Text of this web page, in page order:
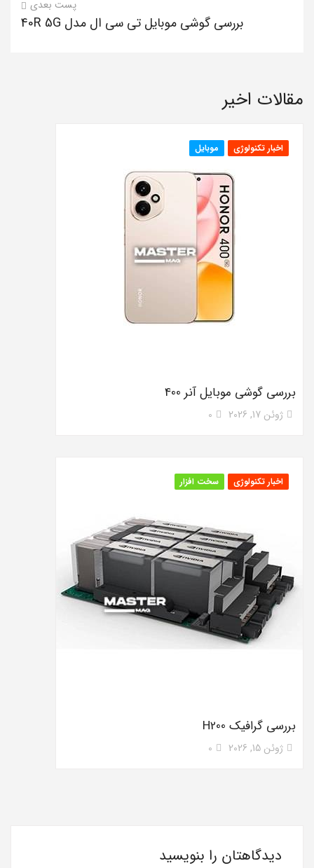
پست بعدی
بررسی گوشی موبایل تی سی ال مدل 40R 5G
مقالات اخیر
اخبار تکنولوژی موبایل
بررسی گوشی موبایل آنر 400
ژوئن 17, 2026 0
اخبار تکنولوژی سخت افزار
بررسی گرافیک H200
ژوئن 15, 2026 0
دیدگاهتان را بنویسید